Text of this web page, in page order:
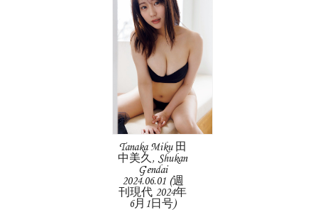
Tanaka Miku 田
中美久, Shukan
Gendai
2024.06.01 (週
刊現代 2024年
6月1日号)